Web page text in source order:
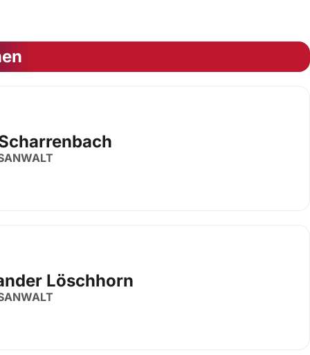
Löschhorn